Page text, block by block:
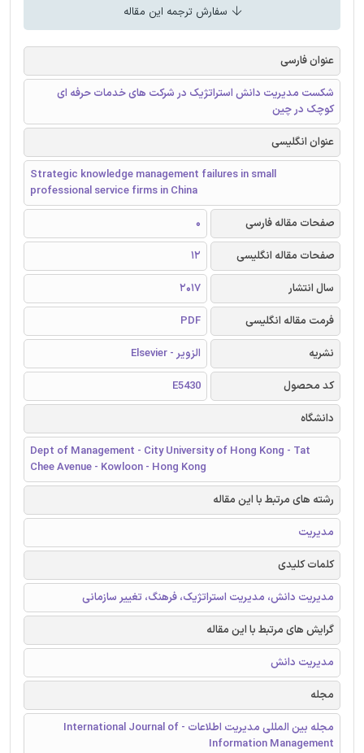
سفارش ترجمه این مقاله
عنوان فارسی
شکست مدیریت دانش استراتژیک در شرکت های خدمات حرفه ای
کوچک در چین
عنوان انگلیسی
Strategic knowledge management failures in small
professional service firms in China
صفحات مقاله فارسی
0
صفحات مقاله انگلیسی
12
سال انتشار
2017
فرمت مقاله انگلیسی
PDF
نشریه
الزویر - Elsevier
کد محصول
E5430
دانشگاه
Dept of Management - City University of Hong Kong - Tat
Chee Avenue - Kowloon - Hong Kong
رشته های مرتبط با این مقاله
مدیریت
کلمات کلیدی
مدیریت دانش، مدیریت استراتژیک، فرهنگ، تغییر سازمانی
گرایش های مرتبط با این مقاله
مدیریت دانش
مجله
مجله بین المللی مدیریت اطلاعات - International Journal of
Information Management